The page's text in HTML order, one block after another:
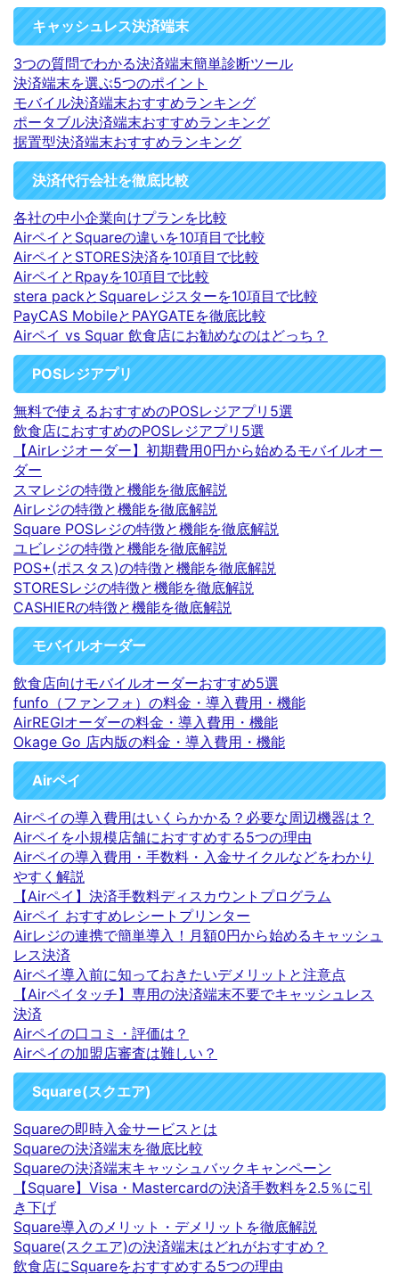
キャッシュレス決済端末
3つの質問でわかる決済端末簡単診断ツール
決済端末を選ぶ5つのポイント
モバイル決済端末おすすめランキング
ポータブル決済端末おすすめランキング
据置型決済端末おすすめランキング
決済代行会社を徹底比較
各社の中小企業向けプランを比較
AirペイとSquareの違いを10項目で比較
AirペイとSTORES決済を10項目で比較
AirペイとRpayを10項目で比較
stera packとSquareレジスターを10項目で比較
PayCAS MobileとPAYGATEを徹底比較
Airペイ vs Squar 飲食店にお勧めなのはどっち？
POSレジアプリ
無料で使えるおすすめのPOSレジアプリ5選
飲食店におすすめのPOSレジアプリ5選
【Airレジオーダー】初期費用0円から始めるモバイルオー
ダー
スマレジの特徴と機能を徹底解説
Airレジの特徴と機能を徹底解説
Square POSレジの特徴と機能を徹底解説
ユビレジの特徴と機能を徹底解説
POS+(ポスタス)の特徴と機能を徹底解説
STORESレジの特徴と機能を徹底解説
CASHIERの特徴と機能を徹底解説
モバイルオーダー
飲食店向けモバイルオーダーおすすめ5選
funfo（ファンフォ）の料金・導入費用・機能
AirREGIオーダーの料金・導入費用・機能
Okage Go 店内版の料金・導入費用・機能
Airペイ
Airペイの導入費用はいくらかかる？必要な周辺機器は？
Airペイを小規模店舗におすすめする5つの理由
Airペイの導入費用・手数料・入金サイクルなどをわかり
やすく解説
【Airペイ】決済手数料ディスカウントプログラム
Airペイ おすすめレシートプリンター
Airレジの連携で簡単導入！月額0円から始めるキャッシュ
レス決済
Airペイ導入前に知っておきたいデメリットと注意点
【Airペイタッチ】専用の決済端末不要でキャッシュレス
決済
Airペイの口コミ・評価は？
Airペイの加盟店審査は難しい？
Square(スクエア)
Squareの即時入金サービスとは
Squareの決済端末を徹底比較
Squareの決済端末キャッシュバックキャンペーン
【Square】Visa・Mastercardの決済手数料を2.5％に引
き下げ
Square導入のメリット・デメリットを徹底解説
Square(スクエア)の決済端末はどれがおすすめ？
飲食店にSquareをおすすめする5つの理由